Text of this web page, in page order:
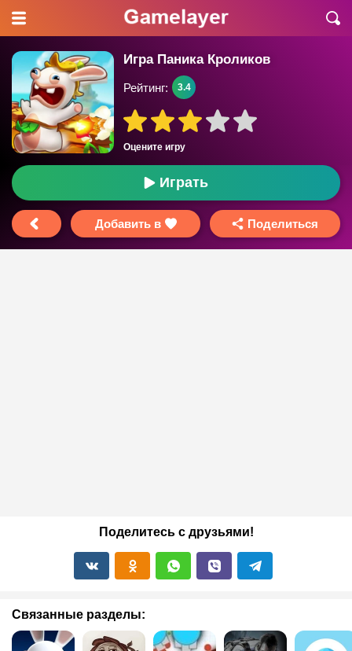
Игра Паника Кроликов
Оцените игру
Рейтинг: 3.4
Играть
Добавить в Поделиться
Поделитесь с друзьями!
Связанные разделы: